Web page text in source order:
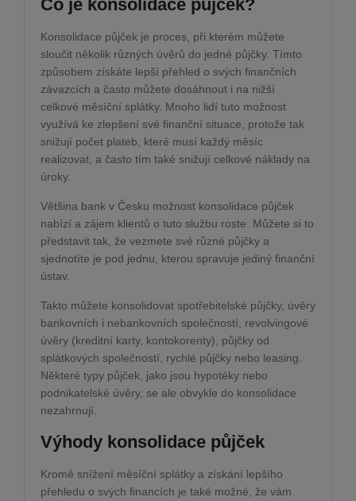
Co je konsolidace půjček?
Konsolidace půjček je proces, při kterém můžete
sloučit několik různých úvěrů do jedné půjčky. Tímto
způsobem získáte lepší přehled o svých finančních
závazcích a často můžete dosáhnout i na nižší
celkové měsíční splátky. Mnoho lidí tuto možnost
využívá ke zlepšení své finanční situace, protože tak
snižují počet plateb, které musí každý měsíc
realizovat, a často tím také snižují celkové náklady na
úroky.
Většina bank v Česku možnost konsolidace půjček
nabízí a zájem klientů o tuto službu roste. Můžete si to
představit tak, že vezmete své různé půjčky a
sjednotíte je pod jednu, kterou spravuje jediný finanční
ústav.
Takto můžete konsolidovat spotřebitelské půjčky, úvěry
bankovních i nebankovních společností, revolvingové
úvěry (kreditní karty, kontokorenty), půjčky od
splátkových společností, rychlé půjčky nebo leasing.
Některé typy půjček, jako jsou hypotéky nebo
podnikatelské úvěry, se ale obvykle do konsolidace
nezahrnují.
Výhody konsolidace půjček
Kromě snížení měsíční splátky a získání lepšího
přehledu o svých financích je také možné, že vám